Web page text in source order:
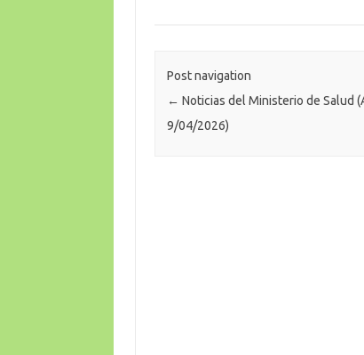
Post navigation
← Noticias del Ministerio de Salud
9/04/2026)